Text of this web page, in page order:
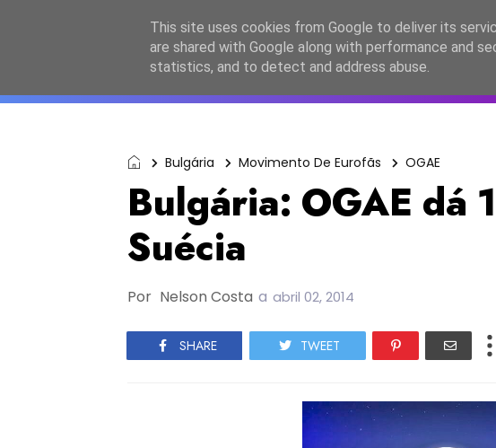
ESC2027 JESC2026 FC2026
Bulgária Movimento De Eurofãs OGAE
Bulgária: OGAE dá
Suécia
Por Nelson Costa a abril 02, 2014
SHARE TWEET
This site uses cookies from Google to deliver its
are shared with Google along with performance and
statistics, and to detect and address abuse.